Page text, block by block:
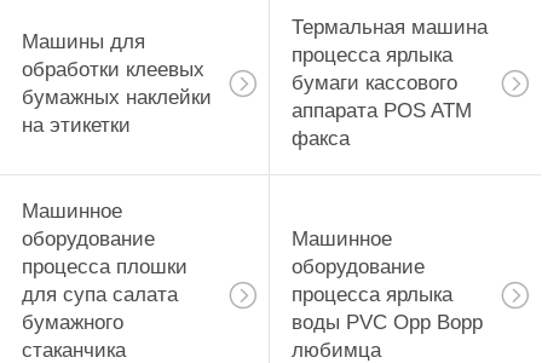
Машины для
обработки клеевых
бумажных наклейки
на этикетки
Термальная машина
процесса ярлыка
бумаги кассового
аппарата POS ATM
факса
Машинное
оборудование
процесса плошки
для супа салата
бумажного
стаканчика
Машинное
оборудование
процесса ярлыка
воды PVC Opp Bopp
любимца